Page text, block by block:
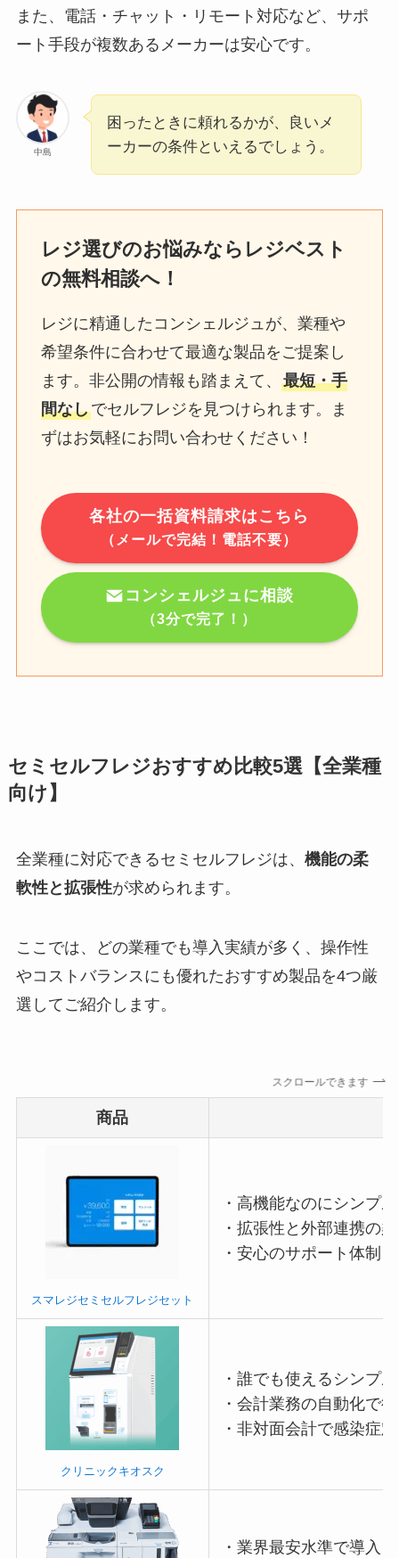
また、電話・チャット・リモート対応など、サポ
ート手段が複数あるメーカーは安心です。
中島
困ったときに頼れるかが、良いメ
ーカーの条件といえるでしょう。
レジ選びのお悩みならレジベスト
の無料相談へ！
レジに精通したコンシェルジュが、業種や
希望条件に合わせて最適な製品をご提案し
ます。非公開の情報も踏まえて、 最短・手
間なしでセルフレジを見つけられます。ま
ずはお気軽にお問い合わせください！
各社の一括資料請求はこちら
（メールで完結！電話不要）
コンシェルジュに相談
（3分で完了！）
セミセルフレジおすすめ比較5選【全業種
向け】
全業種に対応できるセミセルフレジは、 機能の柔
軟性と拡張性が求められます。
ここでは、どの業種でも導入実績が多く、操作性
やコストバランスにも優れたおすすめ製品を4つ厳
選してご紹介します。
スクロールできます
商品
スマレジセミセルフレジセット
・高機能なのにシンプ
・拡張性と外部連携の
・安心のサポート体制
クリニックキオスク
・誰でも使えるシンプ
・会計業務の自動化で
・非対面会計で感染症
・業界最安水準で導入